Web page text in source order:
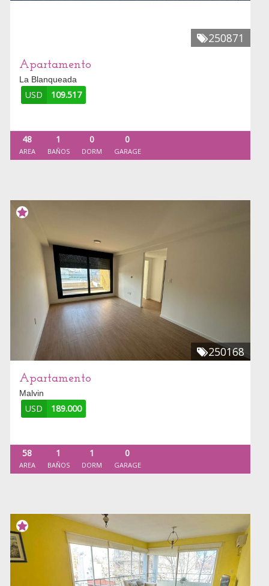
250871
Apartamento
La Blanqueada
USD 109.517
48
AREA
1
BAÑOS
0
DORM
0
GARAGE
250168
Apartamento
Malvin
USD 189.000
58
AREA
1
BAÑOS
1
DORM
0
GARAGE